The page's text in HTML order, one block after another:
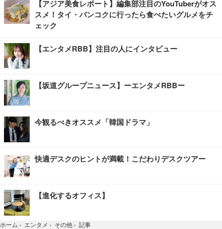
【アジア美食レポート】編集部注目のYouTuberがオス
スメ！タイ・バンコクに行ったら食べたいグルメをチ
ェック
【エンタメRBB】注目の人にインタビュー
【坂道グループニュース】ーエンタメRBBー
今観るべきオススメ「韓国ドラマ」
快適デスクのヒントが満載！こだわりデスクツアー
【進化するオフィス】
ホーム › エンタメ › その他 › 記事